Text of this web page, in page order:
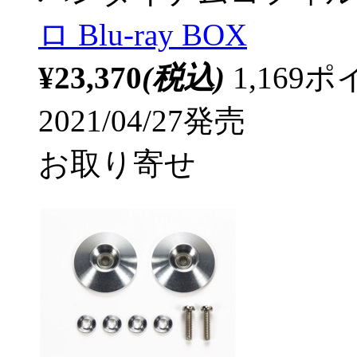
ロ Blu-ray BOX
¥23,370(税込) 1,169ポ
2021/04/27発売
お取り寄せ